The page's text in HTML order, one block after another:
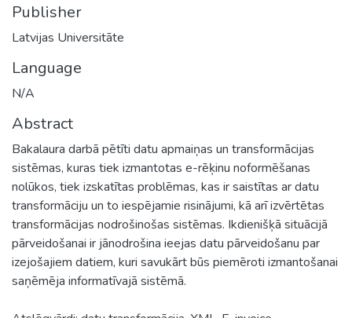
Publisher
Latvijas Universitāte
Language
N/A
Abstract
Bakalaura darbā pētīti datu apmaiņas un transformācijas
sistēmas, kuras tiek izmantotas e-rēķinu noformēšanas
nolūkos, tiek izskatītas problēmas, kas ir saistītas ar datu
transformāciju un to iespējamie risinājumi, kā arī izvērtētas
transformācijas nodrošinošas sistēmas. Ikdienišķā situācijā
pārveidošanai ir jānodrošina ieejas datu pārveidošanu par
izejošajiem datiem, kuri savukārt būs piemēroti izmantošanai
saņēmēja informatīvajā sistēmā.